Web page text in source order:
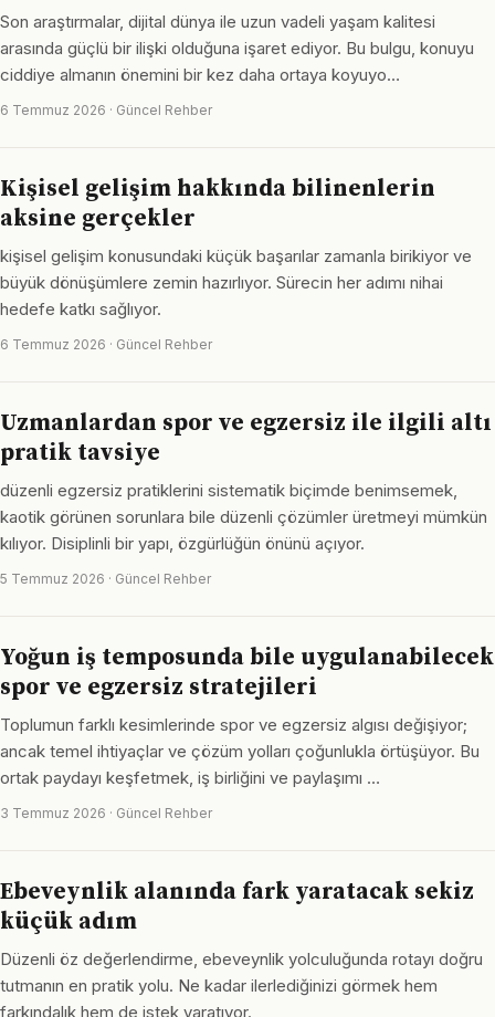
Son araştırmalar, dijital dünya ile uzun vadeli yaşam kalitesi
arasında güçlü bir ilişki olduğuna işaret ediyor. Bu bulgu, konuyu
ciddiye almanın önemini bir kez daha ortaya koyuyo…
6 Temmuz 2026 · Güncel Rehber
Kişisel gelişim hakkında bilinenlerin
aksine gerçekler
kişisel gelişim konusundaki küçük başarılar zamanla birikiyor ve
büyük dönüşümlere zemin hazırlıyor. Sürecin her adımı nihai
hedefe katkı sağlıyor.
6 Temmuz 2026 · Güncel Rehber
Uzmanlardan spor ve egzersiz ile ilgili altı
pratik tavsiye
düzenli egzersiz pratiklerini sistematik biçimde benimsemek,
kaotik görünen sorunlara bile düzenli çözümler üretmeyi mümkün
kılıyor. Disiplinli bir yapı, özgürlüğün önünü açıyor.
5 Temmuz 2026 · Güncel Rehber
Yoğun iş temposunda bile uygulanabilecek
spor ve egzersiz stratejileri
Toplumun farklı kesimlerinde spor ve egzersiz algısı değişiyor;
ancak temel ihtiyaçlar ve çözüm yolları çoğunlukla örtüşüyor. Bu
ortak paydayı keşfetmek, iş birliğini ve paylaşımı …
3 Temmuz 2026 · Güncel Rehber
Ebeveynlik alanında fark yaratacak sekiz
küçük adım
Düzenli öz değerlendirme, ebeveynlik yolculuğunda rotayı doğru
tutmanın en pratik yolu. Ne kadar ilerlediğinizi görmek hem
farkındalık hem de istek yaratıyor.